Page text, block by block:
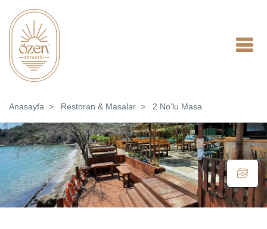
Anasayfa Restoran & Masalar 2 No'lu Masa